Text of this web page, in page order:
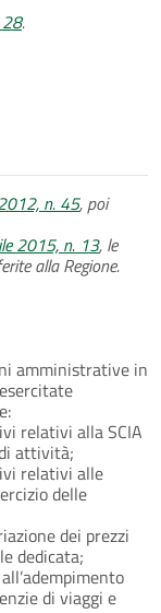
.
n. 45, poi
2015, n. 13, le
alla Regione.
amministrative in
relativi alla SCIA
attività;
relativi alle
delle
dei prezzi
dedicata;
di viaggi e